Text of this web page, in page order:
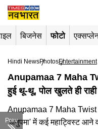
बिजनेस फोटो
Hindi NewsPhotosEntertainment
Anupamaa 7 Maha
हुई थू-थू, पोल खुलते ही राही
Anupamaa 7 Maha Twist
'अनुपमा' में कई महाट्विस्ट आने
Prev